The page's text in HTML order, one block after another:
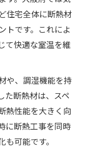
住宅全体に断熱材
トです。これによ
て快適な室温を維
や、調湿機能を持
た断熱材は、スペ
熱性能を大きく向
に断熱工事を同時
可能です。